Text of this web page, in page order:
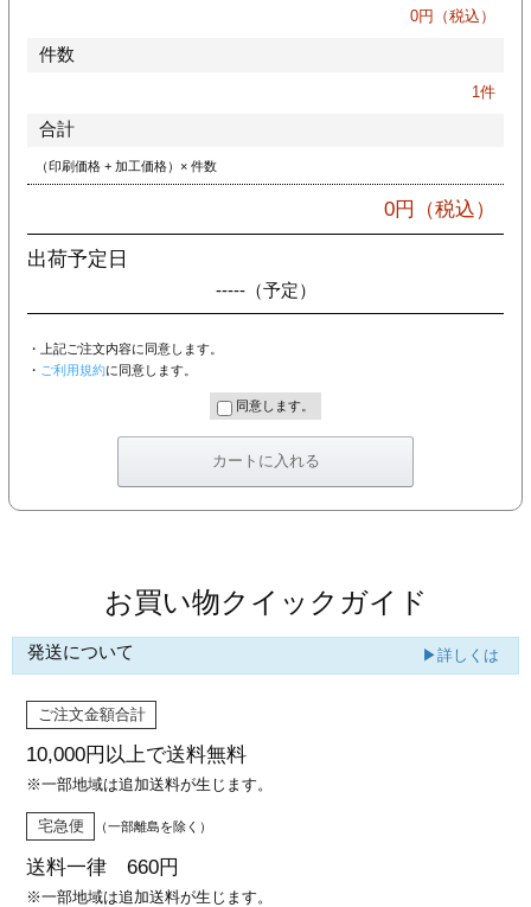
0円（税込）
件数
1件
合計
（印刷価格 + 加工価格）× 件数
0円（税込）
出荷予定日
-----（予定）
・上記ご注文内容に同意します。
・ ご利用規約に同意します。
同意します。
お買い物クイックガイド
発送について ▶詳しくは
ご注文金額合計
10,000円以上で送料無料
※一部地域は追加送料が生じます。
宅急便 （一部離島を除く）
送料一律 660円
※一部地域は追加送料が生じます。